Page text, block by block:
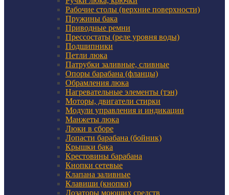
Рабочие столы (верхние поверхности)
Пружины бака
Приводные ремни
Прессостаты (реле уровня воды)
Подшипники
Петли люка
Патрубки заливные, сливные
Опоры барабана (фланцы)
Обрамления люка
Нагревательные элементы (тэн)
Моторы, двигатели стирки
Модули управления и индикации
Манжеты люка
Люки в сборе
Лопасти барабана (бойник)
Крышки бака
Крестовины барабана
Кнопки сетевые
Клапана заливные
Клавиши (кнопки)
Дозаторы моющих средств